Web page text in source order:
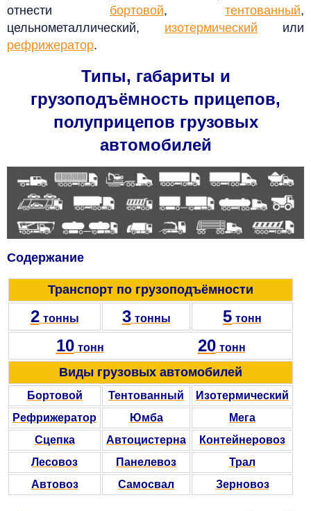
отнести бортовой, тентованный,
цельнометаллический, изотермический или
рефрижератор.
Типы, габариты и
грузоподъёмность прицепов,
полуприцепов грузовых
автомобилей
Содержание
Транспорт по грузоподъёмности
2 тонны 3 тонны 5 тонн
10 тонн 20 тонн
Виды грузовых автомобилей
Бортовой Тентованный
Изотермический
Рефрижератор
Юмба
Мега
Сцепка
Автоцистерна
Контейнеровоз
Лесовоз
Панелевоз
Трал
Автовоз
Самосвал Зерновоз